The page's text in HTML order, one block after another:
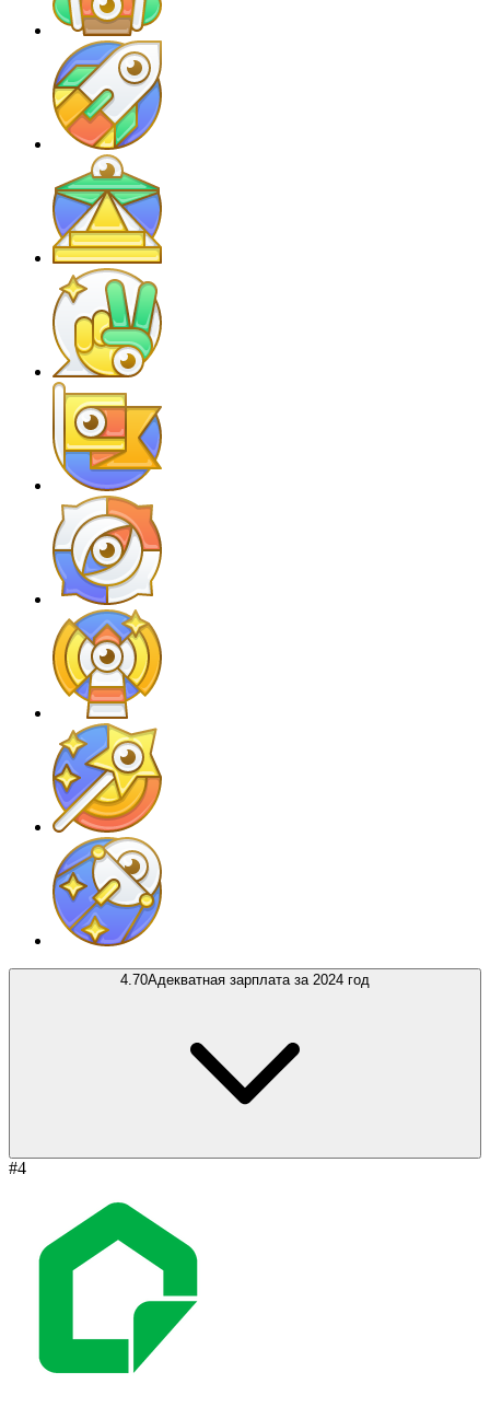
4.70Адекватная зарплата за 2024 год
#4